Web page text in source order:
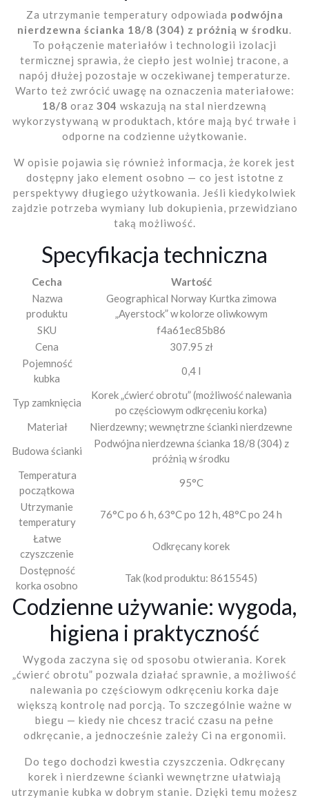
Za utrzymanie temperatury odpowiada podwójna
nierdzewna ścianka 18/8 (304) z próżnią w środku.
To połączenie materiałów i technologii izolacji
termicznej sprawia, że ciepło jest wolniej tracone, a
napój dłużej pozostaje w oczekiwanej temperaturze.
Warto też zwrócić uwagę na oznaczenia materiałowe:
18/8 oraz 304 wskazują na stal nierdzewną
wykorzystywaną w produktach, które mają być trwałe i
odporne na codzienne użytkowanie.
W opisie pojawia się również informacja, że korek jest
dostępny jako element osobno — co jest istotne z
perspektywy długiego użytkowania. Jeśli kiedykolwiek
zajdzie potrzeba wymiany lub dokupienia, przewidziano
taką możliwość.
Specyfikacja techniczna
Cecha
Wartość
Nazwa
produktu
Geographical Norway Kurtka zimowa
„Ayerstock” w kolorze oliwkowym
SKU
f4a61ec85b86
Cena
307.95 zł
Pojemność
kubka
0,4 l
Typ zamknięcia
Korek „ćwierć obrotu” (możliwość nalewania
po częściowym odkręceniu korka)
Materiał
Nierdzewny; wewnętrzne ścianki nierdzewne
Budowa ścianki
Podwójna nierdzewna ścianka 18/8 (304) z
próżnią w środku
Temperatura
początkowa
95°C
Utrzymanie
temperatury
76°C po 6 h, 63°C po 12 h, 48°C po 24 h
Łatwe
czyszczenie
Odkręcany korek
Dostępność
korka osobno
Tak (kod produktu: 8615545)
Codzienne używanie: wygoda,
higiena i praktyczność
Wygoda zaczyna się od sposobu otwierania. Korek
„ćwierć obrotu” pozwala działać sprawnie, a możliwość
nalewania po częściowym odkręceniu korka daje
większą kontrolę nad porcją. To szczególnie ważne w
biegu — kiedy nie chcesz tracić czasu na pełne
odkręcanie, a jednocześnie zależy Ci na ergonomii.
Do tego dochodzi kwestia czyszczenia. Odkręcany
korek i nierdzewne ścianki wewnętrzne ułatwiają
utrzymanie kubka w dobrym stanie. Dzięki temu możesz